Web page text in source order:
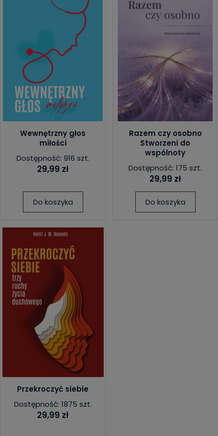
Wewnętrzny głos
miłości
Dostępność: 916 szt.
29,99 zł
Do koszyka
Razem czy osobno
Stworzeni do
wspólnoty
Dostępność: 175 szt.
29,99 zł
Do koszyka
Przekroczyć siebie
Dostępność: 1875 szt.
29,99 zł